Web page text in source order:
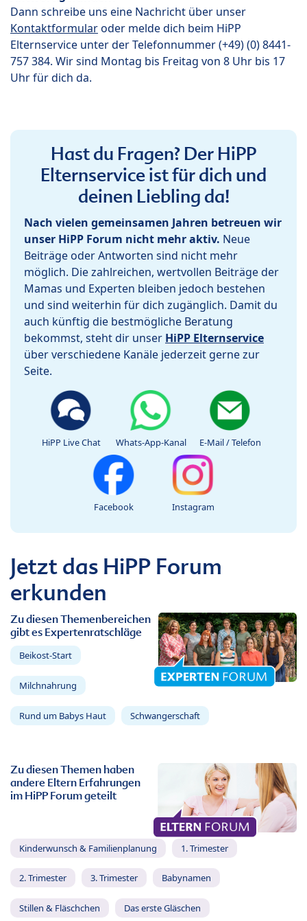
Dann schreibe uns eine Nachricht über unser
Kontaktformularoder melde dich beim HiPP
Elternservice unter der Telefonnummer (+49) (0) 8441-
757 384. Wir sind Montag bis Freitag von 8 Uhr bis 17
Uhr für dich da.
Hast du Fragen? Der HiPP
Elternservice ist für dich und
deinen Liebling da!
Nach vielen gemeinsamen Jahren betreuen wir
unser HiPP Forum nicht mehr aktiv. Neue
Beiträge oder Antworten sind nicht mehr
möglich. Die zahlreichen, wertvollen Beiträge der
Mamas und Experten bleiben jedoch bestehen
und sind weiterhin für dich zugänglich. Damit du
auch künftig die bestmögliche Beratung
bekommst, steht dir unser HiPP Elternservice
über verschiedene Kanäle jederzeit gerne zur
Seite.
HiPP Live Chat Whats-App-Kanal E-Mail / Telefon
Facebook Instagram
Jetzt das HiPP Forum
erkunden
Zu diesen Themenbereichen
gibt es Expertenratschläge
Beikost-Start
Milchnahrung
Rund um Babys Haut Schwangerschaft
Zu diesen Themen haben
andere Eltern Erfahrungen
im HiPP Forum geteilt
Kinderwunsch & Familienplanung 1. Trimester
2. Trimester 3. Trimester Babynamen
Stillen & Fläschchen Das erste Gläschen